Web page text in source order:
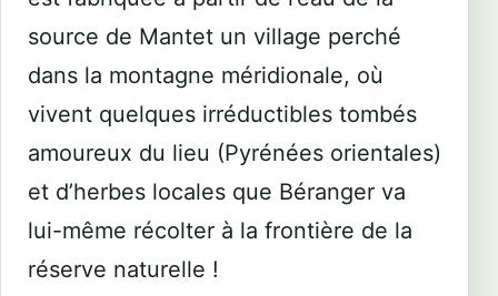
source de Mantet un village perché
dans la montagne méridionale, où
vivent quelques irréductibles tombés
amoureux du lieu (Pyrénées orientales)
et d’herbes locales que Béranger va
lui-même récolter à la frontière de la
réserve naturelle !